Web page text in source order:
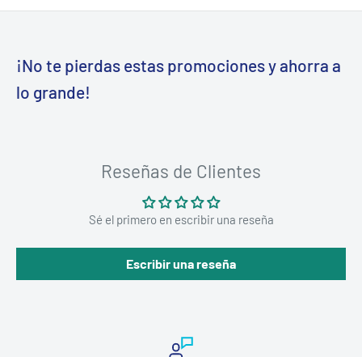
¡No te pierdas estas promociones y ahorra a
lo grande!
Reseñas de Clientes
Sé el primero en escribir una reseña
Escribir una reseña